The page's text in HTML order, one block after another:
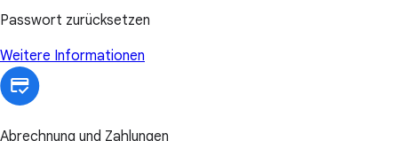
Passwort zurücksetzen
Weitere Informationen
Abrechnung und Zahlungen